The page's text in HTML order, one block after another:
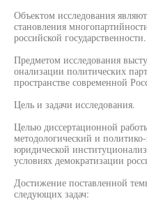
Объектом исследования
становления
российской государственности.
Предметом исследования
онализации политических
пространстве современной
Цель и задачи исследования.
Целью диссертационной
методологический и
юридической
условиях демократизации
Достижение поставленной
следующих задач: